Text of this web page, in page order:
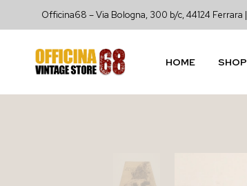
Officina68 – Via Bologna, 300 b/c, 44124 Ferrara |
HOME SHOP